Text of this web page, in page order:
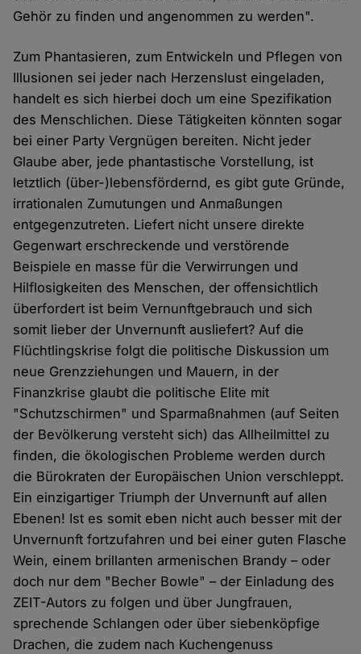
Gehör zu finden und angenommen zu werden".
Zum Phantasieren, zum Entwickeln und Pflegen von
Illusionen sei jeder nach Herzenslust eingeladen,
handelt es sich hierbei doch um eine Spezifikation
des Menschlichen. Diese Tätigkeiten könnten sogar
bei einer Party Vergnügen bereiten. Nicht jeder
Glaube aber, jede phantastische Vorstellung, ist
letztlich (über-)lebensfördernd, es gibt gute Gründe,
irrationalen Zumutungen und Anmaßungen
entgegenzutreten. Liefert nicht unsere direkte
Gegenwart erschreckende und verstörende
Beispiele en masse für die Verwirrungen und
Hilflosigkeiten des Menschen, der offensichtlich
überfordert ist beim Vernunftgebrauch und sich
somit lieber der Unvernunft ausliefert? Auf die
Flüchtlingskrise folgt die politische Diskussion um
neue Grenzziehungen und Mauern, in der
Finanzkrise glaubt die politische Elite mit
"Schutzschirmen" und Sparmaßnahmen (auf Seiten
der Bevölkerung versteht sich) das Allheilmittel zu
finden, die ökologischen Probleme werden durch
die Bürokraten der Europäischen Union verschleppt.
Ein einzigartiger Triumph der Unvernunft auf allen
Ebenen! Ist es somit eben nicht auch besser mit der
Unvernunft fortzufahren und bei einer guten Flasche
Wein, einem brillanten armenischen Brandy – oder
doch nur dem "Becher Bowle" – der Einladung des
ZEIT-Autors zu folgen und über Jungfrauen,
sprechende Schlangen oder über siebenköpfige
Drachen, die zudem nach Kuchengenuss